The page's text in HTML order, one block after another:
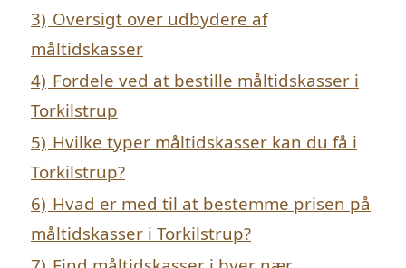
3) Oversigt over udbydere af
måltidskasser
4) Fordele ved at bestille måltidskasser i
Torkilstrup
5) Hvilke typer måltidskasser kan du få i
Torkilstrup?
6) Hvad er med til at bestemme prisen på
måltidskasser i Torkilstrup?